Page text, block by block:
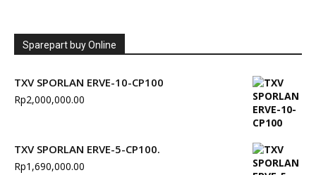
Sparepart buy Online
TXV SPORLAN ERVE-10-CP100
Rp2,000,000.00
TXV SPORLAN ERVE-5-CP100.
Rp1,690,000.00